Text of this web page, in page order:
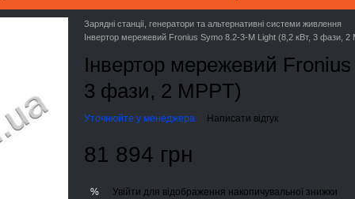
Зарядні станції, генератори та альтернативні системи живлення
Інвертор мережевий Fronius Symo 8.2-3-M Light (8,2 кВт, 3 фази, 2
Інвертор мережевий
3 фази, 2 MPPT)
Уточнюйте у менеджера Написати відгук
81 894 грн
% Увійти для відображення накопичувальної знижки